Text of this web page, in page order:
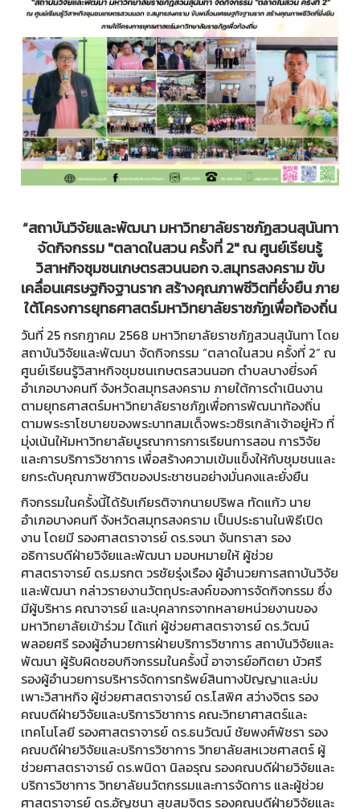
“สถาบันวิจัยและพัฒนา มหาวิทยาลัยราชภัฏสวนสุนันทา
จัดกิจกรรม "ตลาดในสวน ครั้งที่ 2" ณ ศูนย์เรียนรู้
วิสาหกิจชุมชนเกษตรสวนนอก จ.สมุทรสงคราม ขับ
เคลื่อนเศรษฐกิจฐานราก สร้างคุณภาพชีวิตที่ยั่งยืน ภาย
ใต้โครงการยุทธศาสตร์มหาวิทยาลัยราชภัฏเพื่อท้องถิ่น
วันที่ 25 กรกฎาคม 2568 มหาวิทยาลัยราชภัฏสวนสุนันทา โดย
สถาบันวิจัยและพัฒนา จัดกิจกรรม “ตลาดในสวน ครั้งที่ 2” ณ
ศูนย์เรียนรู้วิสาหกิจชุมชนเกษตรสวนนอก ตำบลบางยี่รงค์
อำเภอบางคนที จังหวัดสมุทรสงคราม ภายใต้การดำเนินงาน
ตามยุทธศาสตร์มหาวิทยาลัยราชภัฏเพื่อการพัฒนาท้องถิ่น
ตามพระราโชบายของพระบาทสมเด็จพระวชิรเกล้าเจ้าอยู่หัว ที่
มุ่งเน้นให้มหาวิทยาลัยบูรณาการการเรียนการสอน การวิจัย
และการบริการวิชาการ เพื่อสร้างความเข้มแข็งให้กับชุมชนและ
ยกระดับคุณภาพชีวิตของประชาชนอย่างมั่นคงและยั่งยืน
กิจกรรมในครั้งนี้ได้รับเกียรติจากนายปริพล ทัดแก้ว นาย
อำเภอบางคนที จังหวัดสมุทรสงคราม เป็นประธานในพิธีเปิด
งาน โดยมี รองศาสตราจารย์ ดร.รจนา จันทราสา รอง
อธิการบดีฝ่ายวิจัยและพัฒนา มอบหมายให้ ผู้ช่วย
ศาสตราจารย์ ดร.มรกต วรชัยรุ่งเรือง ผู้อำนวยการสถาบันวิจัย
และพัฒนา กล่าวรายงานวัตถุประสงค์ของการจัดกิจกรรม ซึ่ง
มีผู้บริหาร คณาจารย์ และบุคลากรจากหลายหน่วยงานของ
มหาวิทยาลัยเข้าร่วม ได้แก่ ผู้ช่วยศาสตราจารย์ ดร.วัฒน์
พลอยศรี รองผู้อำนวยการฝ่ายบริการวิชาการ สถาบันวิจัยและ
พัฒนา ผู้รับผิดชอบกิจกรรมในครั้งนี้ อาจารย์อทิตยา บัวศรี
รองผู้อำนวยการบริหารจัดการทรัพย์สินทางปัญญาและบ่ม
เพาะวิสาหกิจ ผู้ช่วยศาสตราจารย์ ดร.โสพิศ สว่างจิตร รอง
คณบดีฝ่ายวิจัยและบริการวิชาการ คณะวิทยาศาสตร์และ
เทคโนโลยี รองศาสตราจารย์ ดร.ธนวัฒน์ ชัยพงศ์พัชรา รอง
คณบดีฝ่ายวิจัยและบริการวิชาการ วิทยาลัยสหเวชศาสตร์ ผู้
ช่วยศาสตราจารย์ ดร.พนิดา นิลอรุณ รองคณบดีฝ่ายวิจัยและ
บริการวิชาการ วิทยาลัยนวัตกรรมและการจัดการ และผู้ช่วย
ศาสตราจารย์ ดร.อัญชนา สุขสมจิตร รองคณบดีฝ่ายวิจัยและ